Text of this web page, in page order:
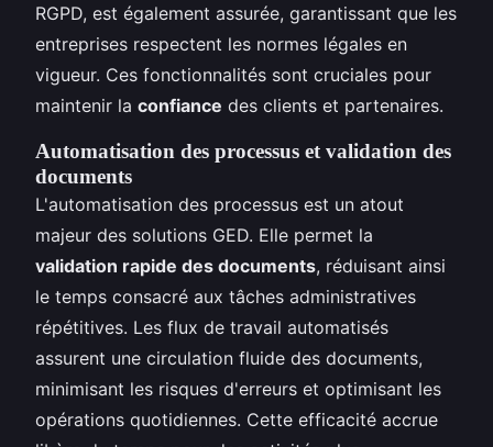
RGPD, est également assurée, garantissant que les
entreprises respectent les normes légales en
vigueur. Ces fonctionnalités sont cruciales pour
maintenir la confiance des clients et partenaires.
Automatisation des processus et validation des
documents
L'automatisation des processus est un atout
majeur des solutions GED. Elle permet la
validation rapide des documents, réduisant ainsi
le temps consacré aux tâches administratives
répétitives. Les flux de travail automatisés
assurent une circulation fluide des documents,
minimisant les risques d'erreurs et optimisant les
opérations quotidiennes. Cette efficacité accrue